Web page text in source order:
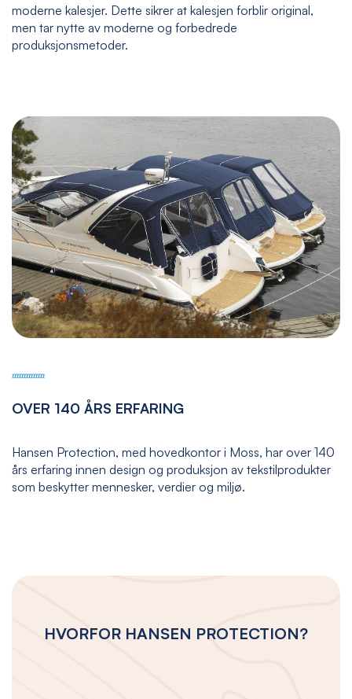
moderne kalesjer. Dette sikrer at kalesjen forblir original,
men tar nytte av moderne og forbedrede
produksjonsmetoder.
OVER 140 ÅRS ERFARING
Hansen Protection, med hovedkontor i Moss, har over 140
års erfaring innen design og produksjon av tekstilprodukter
som beskytter mennesker, verdier og miljø.
HVORFOR HANSEN PROTECTION?